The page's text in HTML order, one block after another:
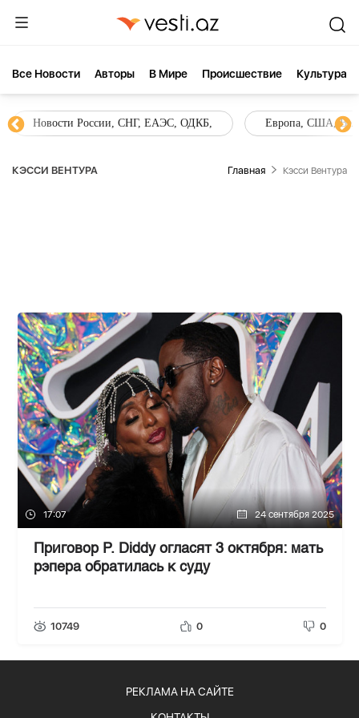
Все Новости Aвторы В Мире Происшествие Культура
Новости России, СНГ, ЕАЭС, ОДКБ, Европа, США,
КЭССИ ВЕНТУРА Главная Кэсси Вентура
17:07 24 сентября 2025
Приговор P. Diddy огласят 3 октября: мать
рэпера обратилась к суду
10749 0 0
РЕКЛАМА НА САЙТЕ